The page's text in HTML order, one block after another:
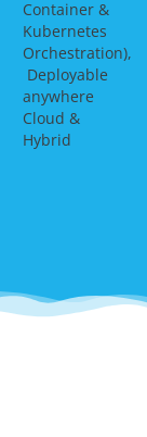
Container &
Kubernetes
Orchestration),
​ Deployable
anywhere
Cloud &
Hybrid